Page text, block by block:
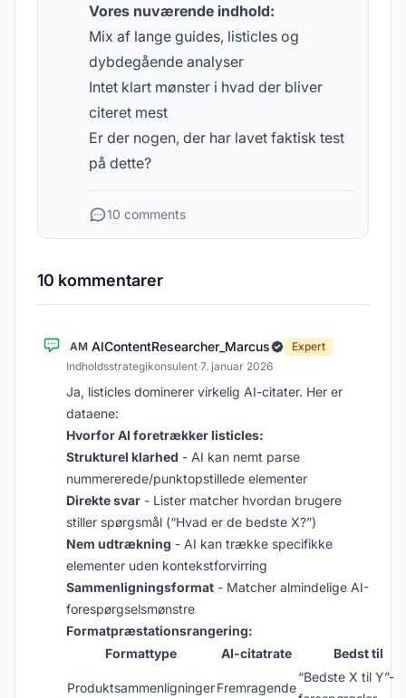
Vores nuværende indhold:
Mix af lange guides, listicles og
dybdegående analyser
Intet klart mønster i hvad der bliver
citeret mest
Er der nogen, der har lavet faktisk test
på dette?
10 comments
10 kommentarer
AM AIContentResearcher_Marcus
Expert
Indholdsstrategikonsulent·7. januar 2026
Ja, listicles dominerer virkelig AI-citater. Her er
dataene:
Hvorfor AI foretrækker listicles:
Strukturel klarhed - AI kan nemt parse
nummererede/punktopstillede elementer
Direkte svar - Lister matcher hvordan brugere
stiller spørgsmål (“Hvad er de bedste X?”)
Nem udtrækning - AI kan trække specifikke
elementer uden kontekstforvirring
Sammenligningsformat - Matcher almindelige AI-
forespørgselsmønstre
Formatpræstationsrangering:
Formattype
AI-citatrate Bedst til
ProduktsammenligningerFremragende
“Bedste X til Y”-